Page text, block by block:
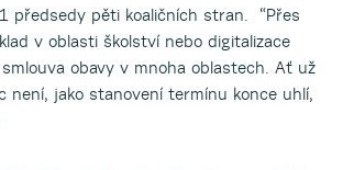
předsedy pěti koaličních stran. “Přes
v oblasti školství nebo digitalizace
obavy v mnoha oblastech. Ať už
není, jako stanovení termínu konce uhlí,